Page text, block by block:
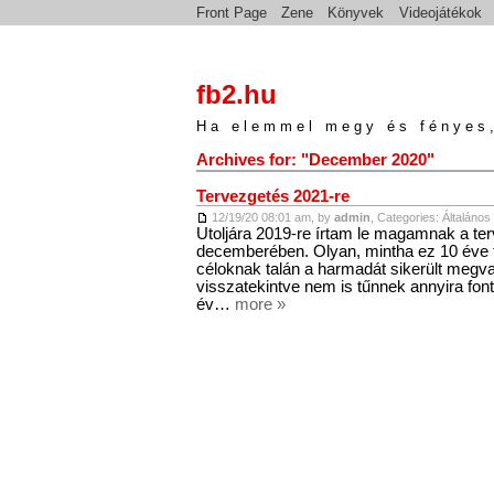
Front Page Zene Könyvek Videojátékok
fb2.hu
Ha elemmel megy és
Archives for: "December 2020"
Tervezgetés 2021-re
12/19/20 08:01 am, by admin , Categories: Általános
Utoljára 2019-re írtam le magamnak a
decemberében. Olyan, mintha ez 10
céloknak talán a harmadát sikerült
visszatekintve nem is tűnnek annyira
év… more »